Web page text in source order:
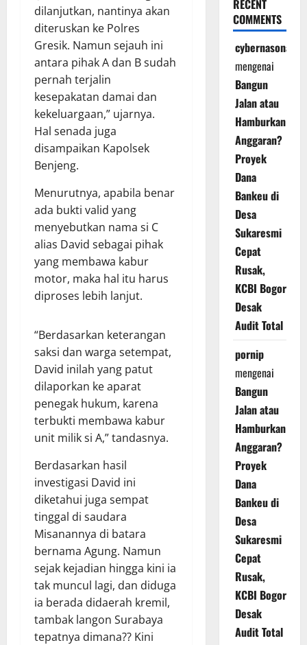
dilanjutkan, nantinya akan
diteruskan ke Polres
Gresik. Namun sejauh ini
antara pihak A dan B sudah
pernah terjalin
kesepakatan damai dan
kekeluargaan,” ujarnya.
Hal senada juga
disampaikan Kapolsek
Benjeng.
Menurutnya, apabila benar
ada bukti valid yang
menyebutkan nama si C
alias David sebagai pihak
yang membawa kabur
motor, maka hal itu harus
diproses lebih lanjut.
“Berdasarkan keterangan
saksi dan warga setempat,
David inilah yang patut
dilaporkan ke aparat
penegak hukum, karena
terbukti membawa kabur
unit milik si A,” tandasnya.
Berdasarkan hasil
investigasi David ini
diketahui juga sempat
tinggal di saudara
Misanannya di batara
bernama Agung. Namun
sejak kejadian hingga kini ia
tak muncul lagi, dan diduga
ia berada didaerah kremil,
tambak langon Surabaya
tepatnya dimana?? Kini
RECENT
COMMENTS
cybernasonal
mengenai
Bangun
Jalan atau
Hamburkan
Anggaran?
Proyek
Dana
Bankeu di
Desa
Sukaresmi
Cepat
Rusak,
KCBI Bogor
Desak
Audit Total
pornip
mengenai
Bangun
Jalan atau
Hamburkan
Anggaran?
Proyek
Dana
Bankeu di
Desa
Sukaresmi
Cepat
Rusak,
KCBI Bogor
Desak
Audit Total